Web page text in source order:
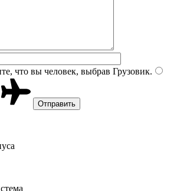
что вы человек, выбрав Грузовик.